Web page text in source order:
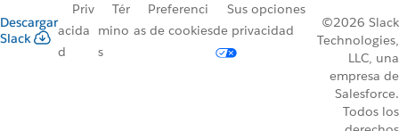
Descargar
Slack
Priv
acida
d
Tér
mino
s
Preferenci
as de cookies
Sus opciones
de privacidad
©2026 Slack
Technologies,
LLC, una
empresa de
Salesforce.
Todos los